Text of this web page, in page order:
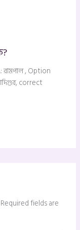
রামপাল , Option
correct
Required fields are